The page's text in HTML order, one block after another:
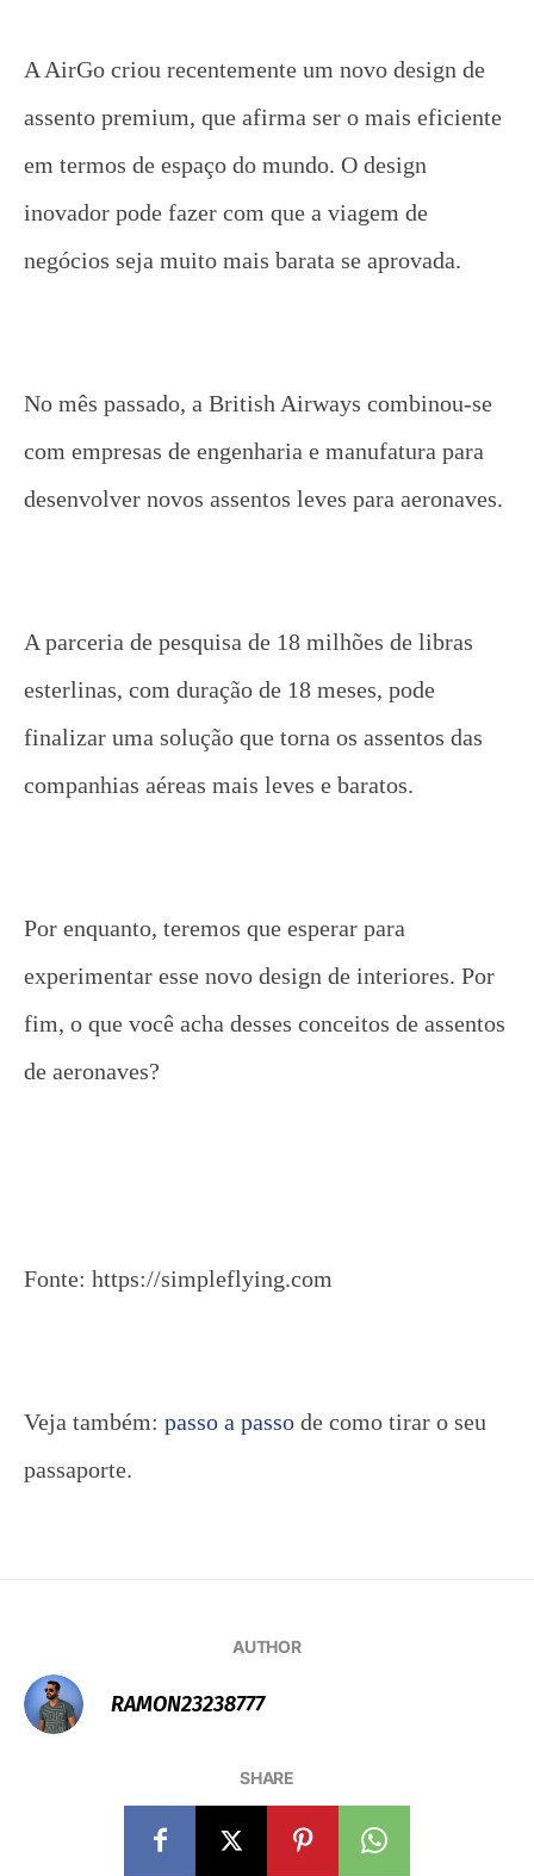
A AirGo criou recentemente um novo design de
assento premium, que afirma ser o mais eficiente
em termos de espaço do mundo. O design
inovador pode fazer com que a viagem de
negócios seja muito mais barata se aprovada.
No mês passado, a British Airways combinou-se
com empresas de engenharia e manufatura para
desenvolver novos assentos leves para aeronaves.
A parceria de pesquisa de 18 milhões de libras
esterlinas, com duração de 18 meses, pode
finalizar uma solução que torna os assentos das
companhias aéreas mais leves e baratos.
Por enquanto, teremos que esperar para
experimentar esse novo design de interiores. Por
fim, o que você acha desses conceitos de assentos
de aeronaves?
Fonte: https://simpleflying.com
Veja também: passo a passo de como tirar o seu
passaporte.
AUTHOR
RAMON23238777
SHARE